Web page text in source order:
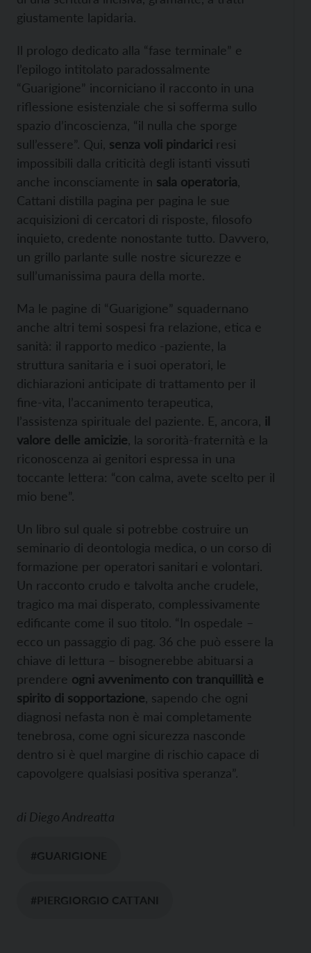
giustamente lapidaria.
Il prologo dedicato alla “fase terminale” e
l’epilogo intitolato paradossalmente
“Guarigione” incorniciano il racconto in una
riflessione esistenziale che si sofferma sullo
spazio d’incoscienza, “il nulla che sporge
sull’essere”. Qui, senza voli pindarici resi
impossibili dalla criticità degli istanti vissuti
anche inconsciamente in sala operatoria
Cattani distilla pagina per pagina le sue
acquisizioni di cercatori di risposte, filosofo
inquieto, credente nonostante tutto. Davvero,
un grillo parlante sulle nostre sicurezze e
sull’umanissima paura della morte.
Ma le pagine di “Guarigione” squadernano
anche altri temi sospesi fra relazione, etica e
sanità: il rapporto medico -paziente, la
struttura sanitaria e i suoi operatori, le
dichiarazioni anticipate di trattamento per il
fine-vita, l’accanimento terapeutica,
l’assistenza spirituale del paziente. E, ancora, il
valore delle amicizie , la sororità-fraternità e la
riconoscenza ai genitori espressa in una
toccante lettera: “con calma, avete scelto per il
mio bene”.
Un libro sul quale si potrebbe costruire un
seminario di deontologia medica, o un corso di
formazione per operatori sanitari e volontari.
Un racconto crudo e talvolta anche crudele,
tragico ma mai disperato, complessivamente
edificante come il suo titolo. “In ospedale –
ecco un passaggio di pag. 36 che può essere la
chiave di lettura – bisognerebbe abituarsi a
prendere ogni avvenimento con tranquillità e
spirito di sopportazione , sapendo che ogni
diagnosi nefasta non è mai completamente
tenebrosa, come ogni sicurezza nasconde
dentro si è quel margine di rischio capace di
capovolgere qualsiasi positiva speranza”.
di Diego Andreatta
#GUARIGIONE
#PIERGIORGIO CATTANI